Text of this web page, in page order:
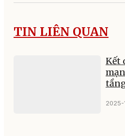
TIN LIÊN QUAN
Kết
2025-